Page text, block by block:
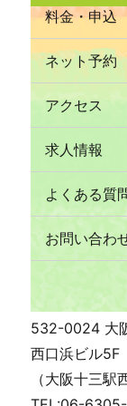
料金・申込
ネット予約
アクセス
求人情報
よくある質
お問い合わ
532-0024 大
西口浜ビル5F
（大阪十三駅